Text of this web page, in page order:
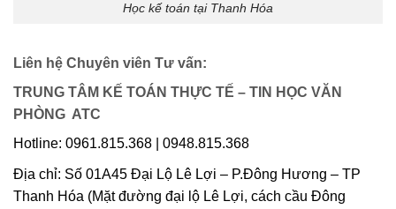
Học kế toán tại Thanh Hóa
Liên hệ Chuyên viên Tư vấn:
TRUNG TÂM KẾ TOÁN THỰC TẾ – TIN HỌC VĂN
PHÒNG ATC
Hotline: 0961.815.368 | 0948.815.368
Địa chỉ: Số 01A45 Đại Lộ Lê Lợi – P.Đông Hương – TP
Thanh Hóa (Mặt đường đại lộ Lê Lợi, cách cầu Đông